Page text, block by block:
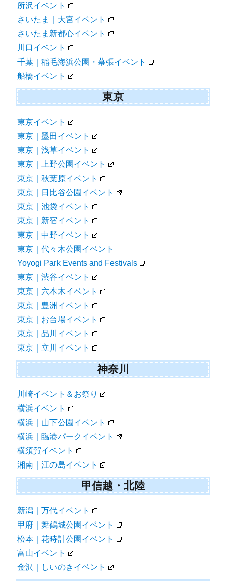
所沢イベント
さいたま｜大宮イベント
さいたま新都心イベント
川口イベント
千葉｜稲毛海浜公園・幕張イベント
船橋イベント
東京
東京イベント
東京｜墨田イベント
東京｜浅草イベント
東京｜上野公園イベント
東京｜秋葉原イベント
東京｜日比谷公園イベント
東京｜池袋イベント
東京｜新宿イベント
東京｜中野イベント
東京｜代々木公園イベント
Yoyogi Park Events and Festivals
東京｜渋谷イベント
東京｜六本木イベント
東京｜豊洲イベント
東京｜お台場イベント
東京｜品川イベント
東京｜立川イベント
神奈川
川崎イベント＆お祭り
横浜イベント
横浜｜山下公園イベント
横浜｜臨港パークイベント
横須賀イベント
湘南｜江の島イベント
甲信越・北陸
新潟｜万代イベント
甲府｜舞鶴城公園イベント
松本｜花時計公園イベント
富山イベント
金沢｜しいのきイベント